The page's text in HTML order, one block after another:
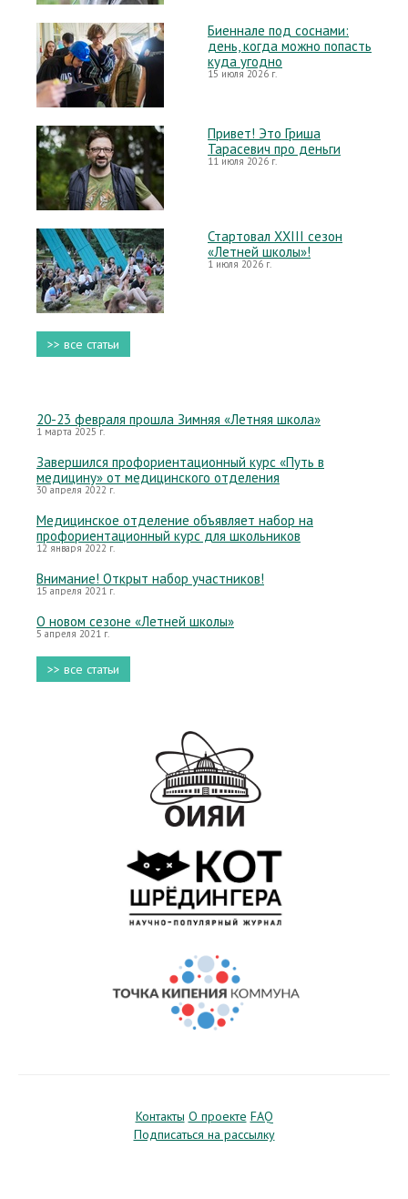
Биеннале под соснами:
день, когда можно попасть
куда угодно
15 июля 2026 г.
Привет! Это Гриша
Тарасевич про деньги
11 июля 2026 г.
Стартовал XXIII сезон
«Летней школы»!
1 июля 2026 г.
>> все статьи
20-23 февраля прошла Зимняя «Летняя школа»
1 марта 2025 г.
Завершился профориентационный курс «Путь в
медицину» от медицинского отделения
30 апреля 2022 г.
Медицинское отделение объявляет набор на
профориентационный курс для школьников
12 января 2022 г.
Внимание! Открыт набор участников!
15 апреля 2021 г.
О новом сезоне «Летней школы»
5 апреля 2021 г.
>> все статьи
Контакты О проекте FAQ
Подписаться на рассылку